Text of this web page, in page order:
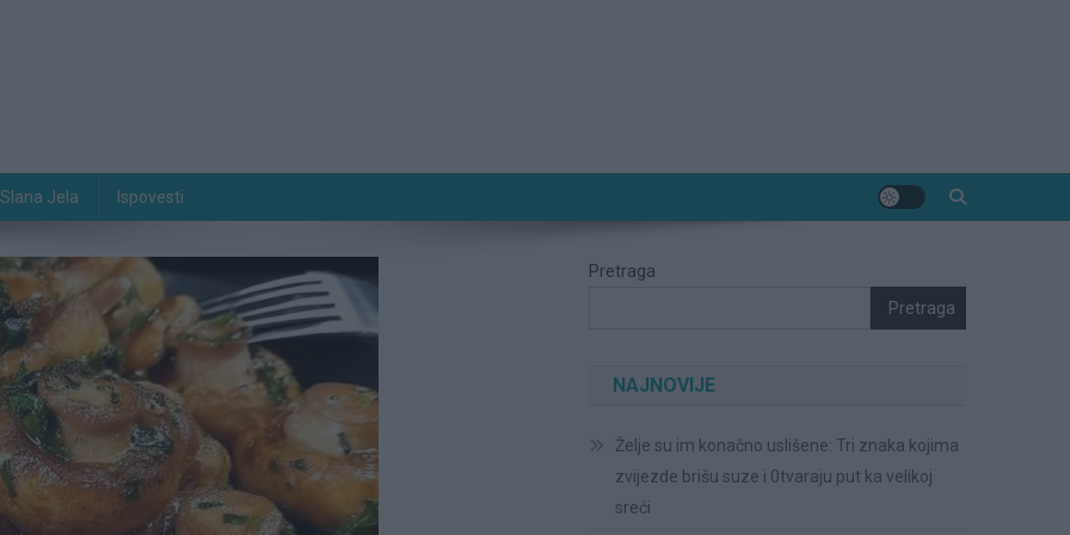
Slana Jela Ispovesti
Pretraga
Pretraga
NAJNOVIJE
Želje su im konačno uslišene: Tri znaka kojima
zvijezde brišu suze i 0tvaraju put ka velikoj
sreći